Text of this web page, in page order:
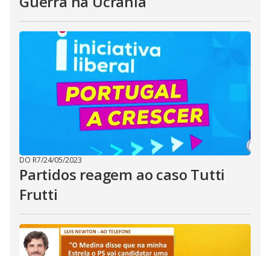
DO R7/24/05/2023
Partidos reagem ao caso Tutti
Frutti